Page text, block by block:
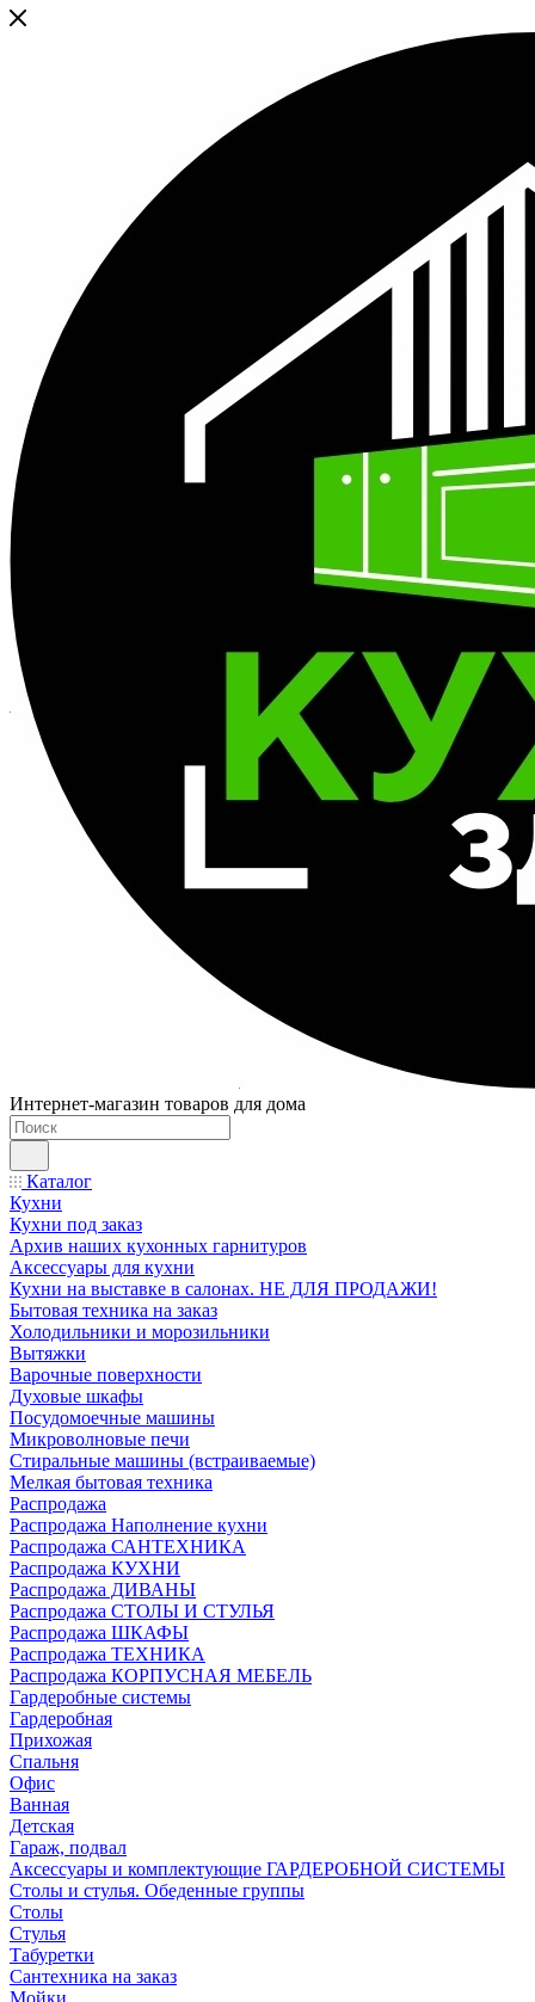
Интернет-магазин товаров для дома
Каталог
Кухни
Кухни под заказ
Архив наших кухонных гарнитуров
Аксессуары для кухни
Кухни на выставке в салонах. НЕ ДЛЯ ПРОДАЖИ!
Бытовая техника на заказ
Холодильники и морозильники
Вытяжки
Варочные поверхности
Духовые шкафы
Посудомоечные машины
Микроволновые печи
Стиральные машины (встраиваемые)
Мелкая бытовая техника
Распродажа
Распродажа Наполнение кухни
Распродажа САНТЕХНИКА
Распродажа КУХНИ
Распродажа ДИВАНЫ
Распродажа СТОЛЫ И СТУЛЬЯ
Распродажа ШКАФЫ
Распродажа ТЕХНИКА
Распродажа КОРПУСНАЯ МЕБЕЛЬ
Гардеробные системы
Гардеробная
Прихожая
Спальня
Офис
Ванная
Детская
Гараж, подвал
Аксессуары и комплектующие ГАРДЕРОБНОЙ СИСТЕМЫ
Столы и стулья. Обеденные группы
Столы
Стулья
Табуретки
Сантехника на заказ
Мойки